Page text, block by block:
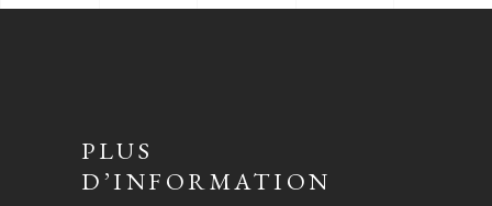
PLUS
D’INFORMATION